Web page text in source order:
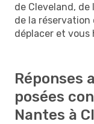
de Cleveland,
de la réservation
déplacer et vous
Réponses
posées
Nantes à